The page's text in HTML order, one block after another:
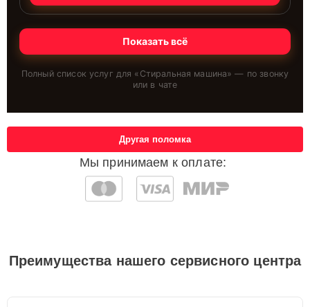
Показать всё
Полный список услуг для « Стиральная машина» — по звонку
или в чате
Мы принимаем к оплате:
Другая поломка
Преимущества нашего сервисного центра